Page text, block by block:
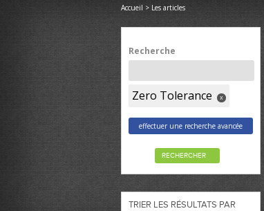
Accueil > Les articles
Recherche
Zero Tolerance x
effectuer une recherche avancée
RECHERCHER
TRIER LES RÉSULTATS PAR